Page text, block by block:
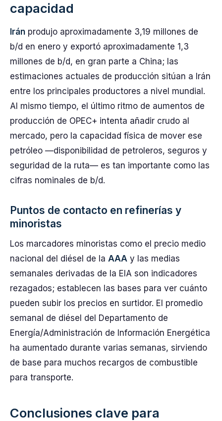
capacidad
Irán produjo aproximadamente 3,19 millones de
b/d en enero y exportó aproximadamente 1,3
millones de b/d, en gran parte a China; las
estimaciones actuales de producción sitúan a Irán
entre los principales productores a nivel mundial.
Al mismo tiempo, el último ritmo de aumentos de
producción de OPEC+ intenta añadir crudo al
mercado, pero la capacidad física de mover ese
petróleo —disponibilidad de petroleros, seguros y
seguridad de la ruta— es tan importante como las
cifras nominales de b/d.
Puntos de contacto en refinerías y
minoristas
Los marcadores minoristas como el precio medio
nacional del diésel de la AAA y las medias
semanales derivadas de la EIA son indicadores
rezagados; establecen las bases para ver cuánto
pueden subir los precios en surtidor. El promedio
semanal de diésel del Departamento de
Energía/Administración de Información Energética
ha aumentado durante varias semanas, sirviendo
de base para muchos recargos de combustible
para transporte.
Conclusiones clave para